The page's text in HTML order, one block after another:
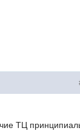
ТЦ